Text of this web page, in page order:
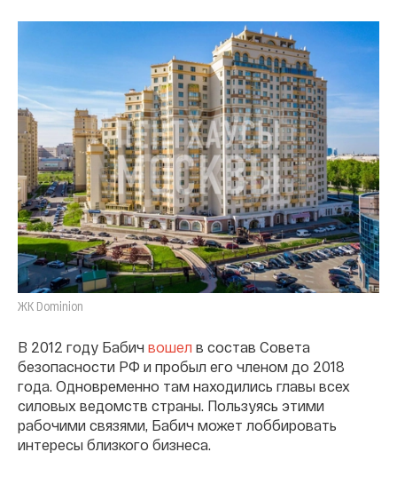
ЖК Dominion
В 2012 году Бабич вошел в состав Совета
безопасности РФ и пробыл его членом до 2018
года. Одновременно там находились главы всех
силовых ведомств страны. Пользуясь этими
рабочими связями, Бабич может лоббировать
интересы близкого бизнеса.